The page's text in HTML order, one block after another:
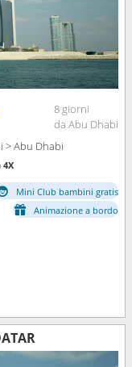
8 giorni
da Abu Dhabi
> Abu Dhabi
Mini Club bambini gratis
Animazione a bordo